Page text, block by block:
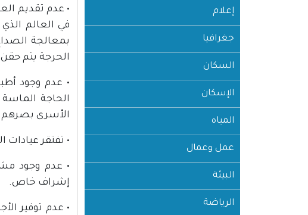
إعلام
جغرافيا
السكان
الإسكان
المياه
عمل وعمال
البيئة
الرياضة
• عدم تقديم
في العالم
بمعالجة
الحرجة يتم
• عدم وجود
الحاجة
الأسرى بصرهم
• تفتقر عيادات
• عدم وجود
إشراف خاص.
• عدم توفير